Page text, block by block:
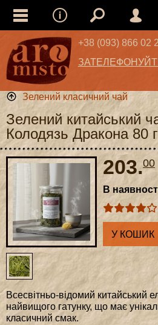
+38 (093) 866 02
Зелений класичний чай
Зелений китайський
Колодязь Дракона 80 г
203.00
В
У КОШИК
Всесвітньо-відомий китайський
найвищого гатунку, що має
класичний смак.